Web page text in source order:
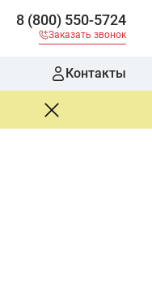
8 (800) 550-5724
Заказать звонок
Контакты